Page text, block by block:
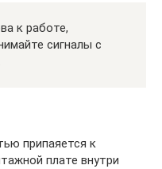
к работе,
сигналы с
припаяется к
плате внутри